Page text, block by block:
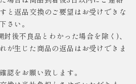
と返品交換のご要望はお受けできな
さい。
封後不良品とわかった場合を除く)、
が生じた商品の返品はお受けできま
をお願い致します。